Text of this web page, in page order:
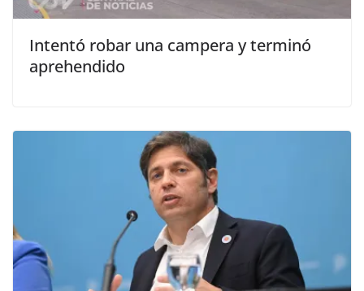
Intentó robar una campera y terminó
aprehendido